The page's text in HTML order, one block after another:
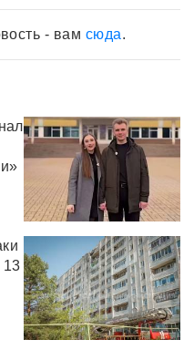
- вам сюда.
13